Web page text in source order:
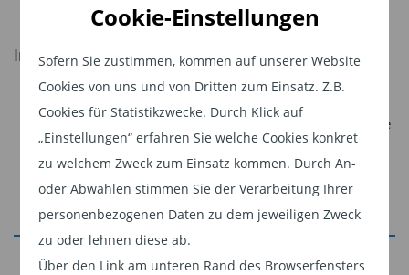
Cookie-Einstellungen
Sofern Sie zustimmen, kommen auf unserer Website
Cookies von uns und von Dritten zum Einsatz. Z.B.
Cookies für Statistikzwecke. Durch Klick auf
„Einstellungen“ erfahren Sie welche Cookies konkret
zu welchem Zweck zum Einsatz kommen. Durch An-
oder Abwählen stimmen Sie der Verarbeitung Ihrer
personenbezogenen Daten zu dem jeweiligen Zweck
zu oder lehnen diese ab.
Über den Link am unteren Rand des Browserfensters
Inhalt
Asset-Allocation: Die Ruhe nach dem Sturm
Aktienregionen und -sektoren: Liquidität und Gewinne
befeuern die Rally
Allokationen in Schwellenländeranleihen
Globale Märkte insgesamt: Optimismus in Bezug auf KI
befeuert RallyJetzt weiterlesen